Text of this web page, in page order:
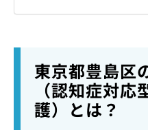
東京都豊島区
（認知症対
護）とは？